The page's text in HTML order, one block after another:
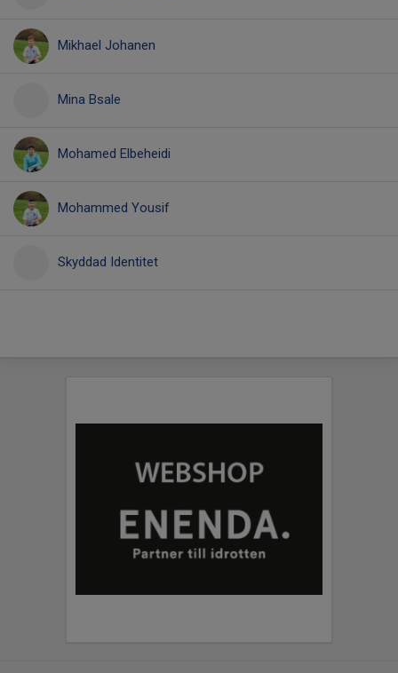
Mikhael Johanen
Mina Bsale
Mohamed Elbeheidi
Mohammed Yousif
Skyddad Identitet